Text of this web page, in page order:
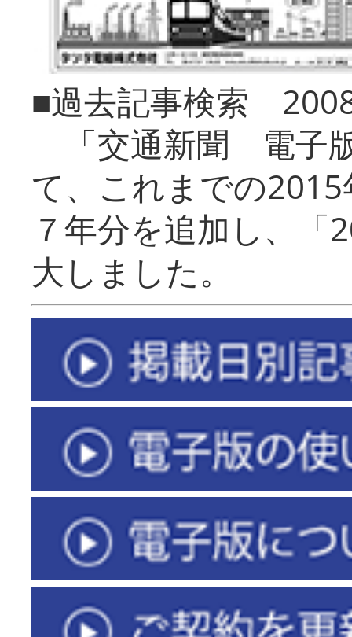
■過去記事検索
「交通新聞 電子
て、これまでの
７年分を追加し、「
大しまし